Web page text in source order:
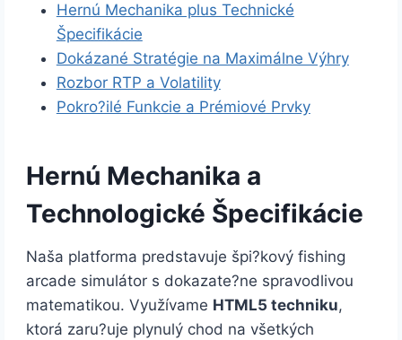
Hernú Mechanika plus Technické
Špecifikácie
Dokázané Stratégie na Maximálne Výhry
Rozbor RTP a Volatility
Pokro?ilé Funkcie a Prémiové Prvky
Hernú Mechanika a
Technologické Špecifikácie
Naša platforma predstavuje špi?kový fishing
arcade simulátor s dokazate?ne spravodlivou
matematikou. Využívame HTML5 techniku,
ktorá zaru?uje plynulý chod na všetkých